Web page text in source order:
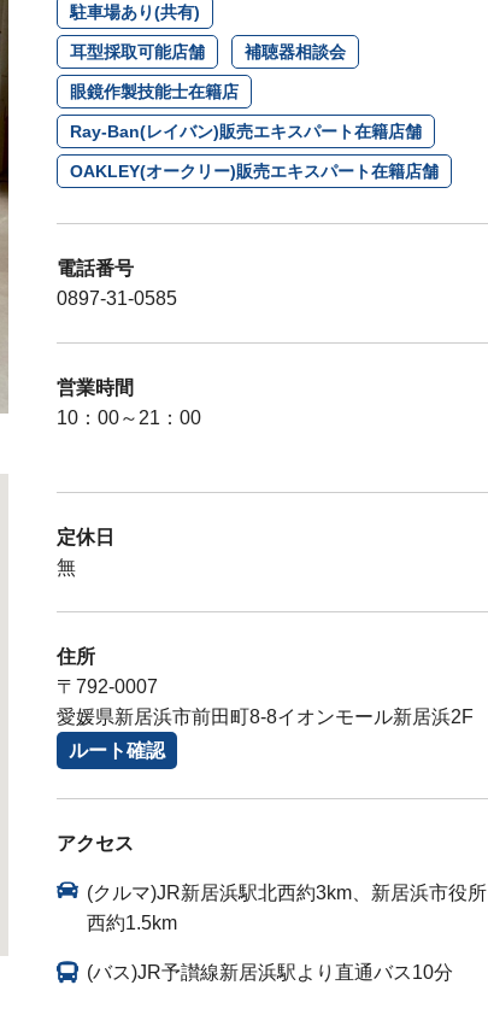
駐車場あり(共有)
耳型採取可能店舗 補聴器相談会
眼鏡作製技能士在籍店
Ray-Ban(レイバン)販売エキスパート在籍店舗
OAKLEY(オークリー)販売エキスパート在籍店舗
電話番号
0897-31-0585
営業時間
10：00～21：00
定休日
無
住所
〒792-0007
愛媛県新居浜市前田町8-8イオンモール新居浜2F
ルート確認
アクセス
(クルマ)JR新居浜駅北西約3km、新居浜市役所
西約1.5km
(バス)JR予讃線新居浜駅より直通バス10分